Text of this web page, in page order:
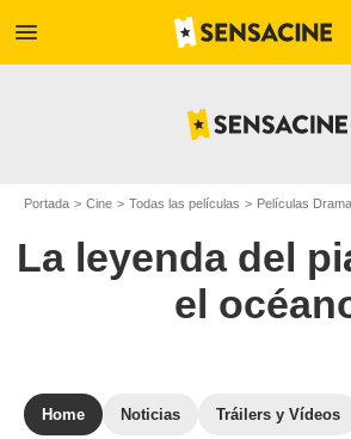
menu
Portada Cine Todas las películas Películas Drama
La leyenda del
el
Home Noticias Tráilers y Vídeos